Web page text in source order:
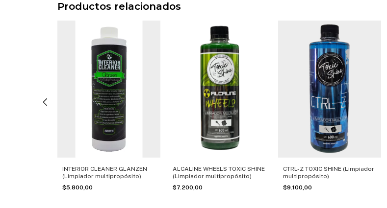
Productos relacionados
INTERIOR CLEANER GLANZEN
(Limpiador multipropósito)
$5.800,00
ALCALINE WHEELS TOXIC SHINE
(Limpiador multipropósito)
$7.200,00
CTRL-Z TOXIC SHINE (Limpiador
multipropósito)
$9.100,00